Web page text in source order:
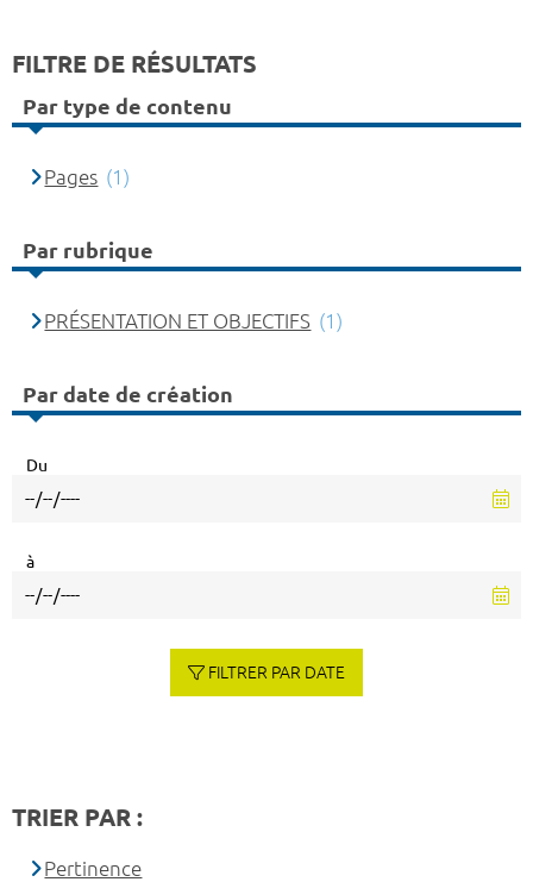
FILTRE DE RÉSULTATS
Par type de contenu
Pages (1)
Par rubrique
PRÉSENTATION ET OBJECTIFS (1)
Par date de création
Du
à
FILTRER PAR DATE
TRIER PAR :
Pertinence